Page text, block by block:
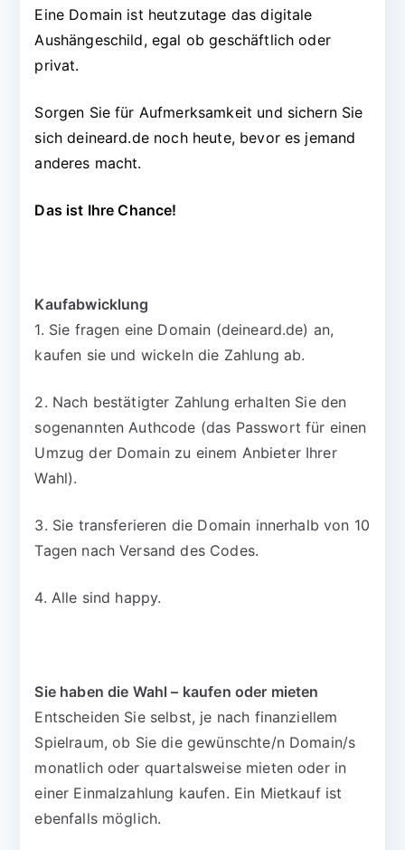
Eine Domain ist heutzutage das digitale
Aushängeschild, egal ob geschäftlich oder
privat.
Sorgen Sie für Aufmerksamkeit und sichern Sie
sich deineard.de noch heute, bevor es jemand
anderes macht.
Das ist Ihre Chance!
Kaufabwicklung
1. Sie fragen eine Domain (deineard.de) an,
kaufen sie und wickeln die Zahlung ab.
2. Nach bestätigter Zahlung erhalten Sie den
sogenannten Authcode (das Passwort für einen
Umzug der Domain zu einem Anbieter Ihrer
Wahl).
3. Sie transferieren die Domain innerhalb von 10
Tagen nach Versand des Codes.
4. Alle sind happy.
Sie haben die Wahl – kaufen oder mieten
Entscheiden Sie selbst, je nach finanziellem
Spielraum, ob Sie die gewünschte/n Domain/s
monatlich oder quartalsweise mieten oder in
einer Einmalzahlung kaufen. Ein Mietkauf ist
ebenfalls möglich.